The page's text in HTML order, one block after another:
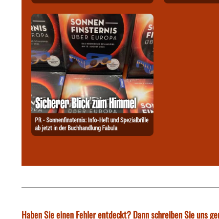
Haben Sie einen Fehler entdeckt? Dann schreiben Sie uns